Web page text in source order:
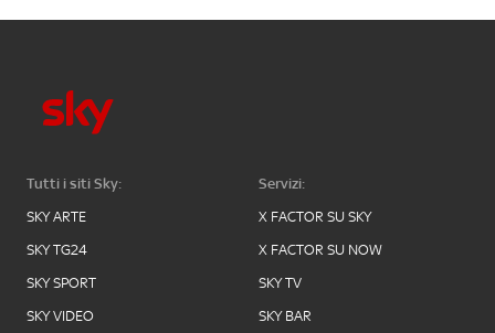
Tutti i siti Sky:
SKY ARTE
SKY TG24
SKY SPORT
SKY VIDEO
Servizi:
X FACTOR SU SKY
X FACTOR SU NOW
SKY TV
SKY BAR